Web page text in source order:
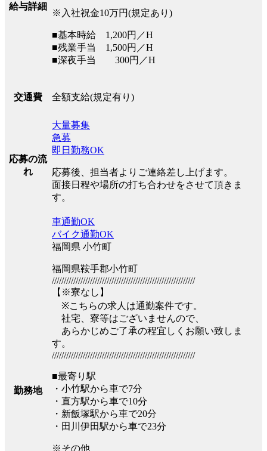
給与詳細
※入社祝金10万円(規定あり)
■基本時給 1,200円／H
■残業手当 1,500円／H
■深夜手当 300円／H
交通費 全額支給(規定有り)
応募の流
れ
大量募集
急募
即日勤務OK
応募後、担当者よりご連絡差し上げます。
面接日程や場所の打ち合わせをさせて頂きま
す。
勤務地
車通勤OK
バイク通勤OK
福岡県 小竹町
福岡県鞍手郡小竹町
////////////////////////////////////////////////////////////
【※寮なし】
※こちらの求人は通勤案件です。
社宅、寮等はございませんので、
あらかじめご了承の程宜しくお願い致しま
す。
////////////////////////////////////////////////////////////
■最寄り駅
・小竹駅から車で7分
・直方駅から車で10分
・新飯塚駅から車で20分
・田川伊田駅から車で23分
※その他